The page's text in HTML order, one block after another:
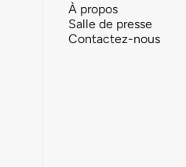
À propos
Salle de presse
Contactez-nous